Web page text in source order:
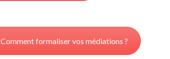
Comment formaliser vos médiations ?